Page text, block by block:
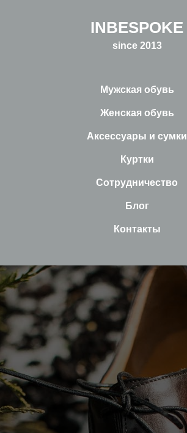
INBESPOKE
since 2013
Мужская обувь
Женская обувь
Аксессуары и сумки
Куртки
Сотрудничество
Блог
Контакты